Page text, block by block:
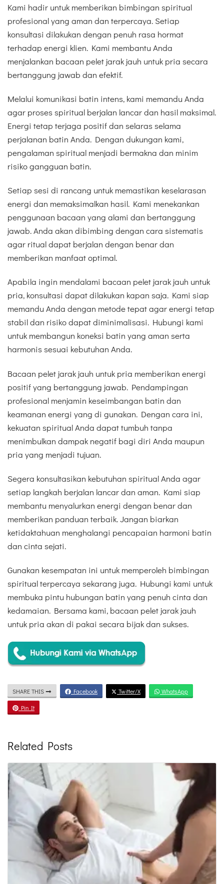
Kami hadir untuk memberikan bimbingan spiritual
profesional yang aman dan terpercaya. Setiap
konsultasi dilakukan dengan penuh rasa hormat
terhadap energi klien. Kami membantu Anda
menjalankan bacaan pelet jarak jauh untuk pria secara
bertanggung jawab dan efektif.
Melalui komunikasi batin intens, kami memandu Anda
agar proses spiritual berjalan lancar dan hasil maksimal.
Energi tetap terjaga positif dan selaras selama
perjalanan batin Anda. Dengan dukungan kami,
pengalaman spiritual menjadi bermakna dan minim
risiko gangguan batin.
Setiap sesi di rancang untuk memastikan keselarasan
energi dan memaksimalkan hasil. Kami menekankan
penggunaan bacaan yang alami dan bertanggung
jawab. Anda akan dibimbing dengan cara sistematis
agar ritual dapat berjalan dengan benar dan
memberikan manfaat optimal.
Apabila ingin mendalami bacaan pelet jarak jauh untuk
pria, konsultasi dapat dilakukan kapan saja. Kami siap
memandu Anda dengan metode tepat agar energi tetap
stabil dan risiko dapat diminimalisasi. Hubungi kami
untuk membangun koneksi batin yang aman serta
harmonis sesuai kebutuhan Anda.
Bacaan pelet jarak jauh untuk pria memberikan energi
positif yang bertanggung jawab. Pendampingan
profesional menjamin keseimbangan batin dan
keamanan energi yang di gunakan. Dengan cara ini,
kekuatan spiritual Anda dapat tumbuh tanpa
menimbulkan dampak negatif bagi diri Anda maupun
pria yang menjadi tujuan.
Segera konsultasikan kebutuhan spiritual Anda agar
setiap langkah berjalan lancar dan aman. Kami siap
membantu menyalurkan energi dengan benar dan
memberikan panduan terbaik. Jangan biarkan
ketidaktahuan menghalangi pencapaian harmoni batin
dan cinta sejati.
Gunakan kesempatan ini untuk memperoleh bimbingan
spiritual terpercaya sekarang juga. Hubungi kami untuk
membuka pintu hubungan batin yang penuh cinta dan
kedamaian. Bersama kami, bacaan pelet jarak jauh
untuk pria akan di pakai secara bijak dan sukses.
SHARE THIS Facebook Twitter/X WhatsApp
Pin It
Related Posts